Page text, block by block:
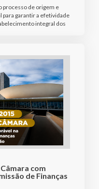
processo de origem e
para garantir a efetividade
integral dos
com
de Finanças